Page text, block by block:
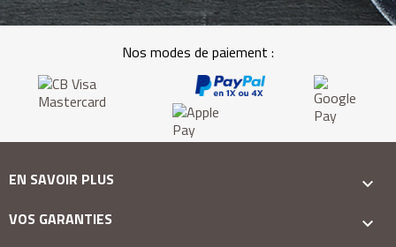
Nos modes de paiement :
EN SAVOIR PLUS

VOS GARANTIES
